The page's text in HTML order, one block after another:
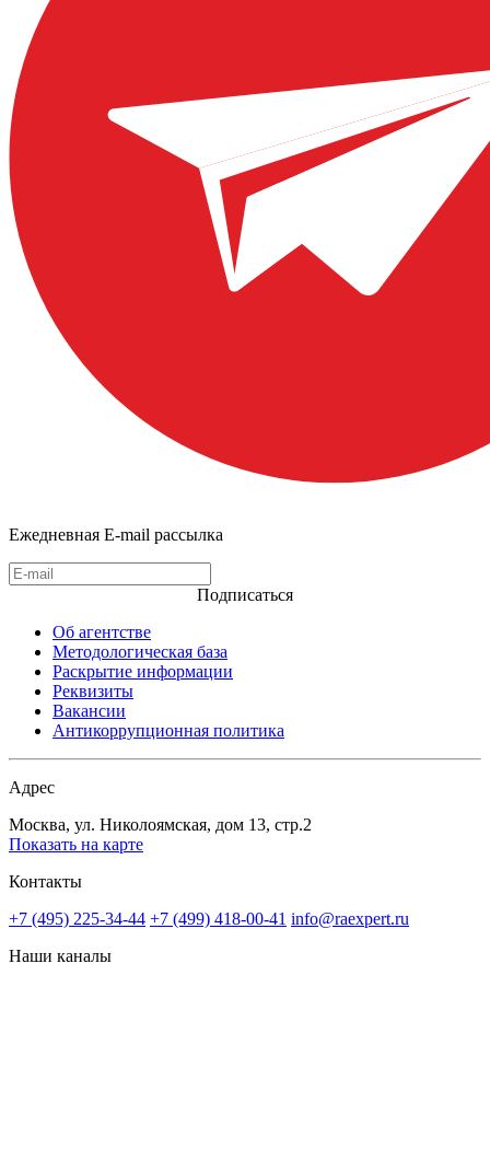
Ежедневная E-mail рассылка
Подписаться
Об агентстве
Методологическая база
Раскрытие информации
Реквизиты
Вакансии
Антикоррупционная политика
Адрес
Москва, ул. Николоямская, дом 13, стр.2
Показать на карте
Контакты
+7 (495) 225-34-44 +7 (499) 418-00-41 info@raexpert.ru
Наши каналы